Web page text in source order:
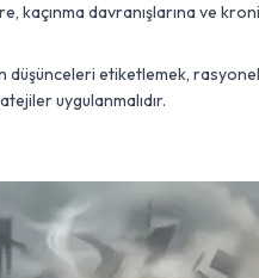
kaçınma davranışlarına ve
etiketlemek, rasyonel
uygulanmalıdır.